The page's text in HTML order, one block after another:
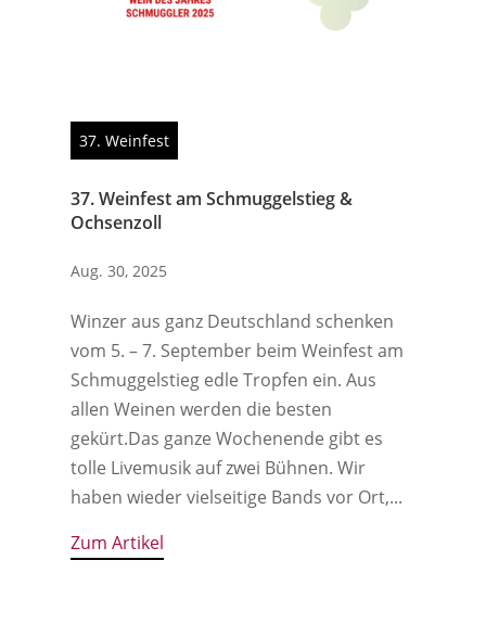
37. Weinfest
37. Weinfest am Schmuggelstieg &
Ochsenzoll
Aug. 30, 2025
Winzer aus ganz Deutschland schenken
vom 5. – 7. September beim Weinfest am
Schmuggelstieg edle Tropfen ein. Aus
allen Weinen werden die besten
gekürt.‍Das ganze Wochenende gibt es
tolle Livemusik auf zwei Bühnen. Wir
haben wieder vielseitige Bands vor Ort,...
Zum Artikel